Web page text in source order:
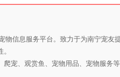
物信息服务平台。致力于为南宁宠
宠、观赏鱼、宠物用品、宠物服务